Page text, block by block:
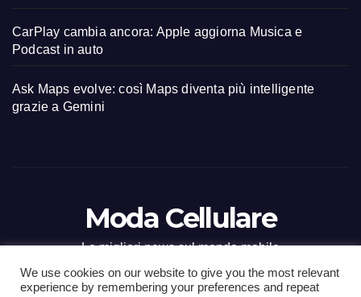
CarPlay cambia ancora: Apple aggiorna Musica e
Podcast in auto
Ask Maps evolve: così Maps diventa più intelligente
grazie a Gemini
Moda Cellulare
Le migliori news sul mondo mobile
We use cookies on our website to give you the most relevant
experience by remembering your preferences and repeat